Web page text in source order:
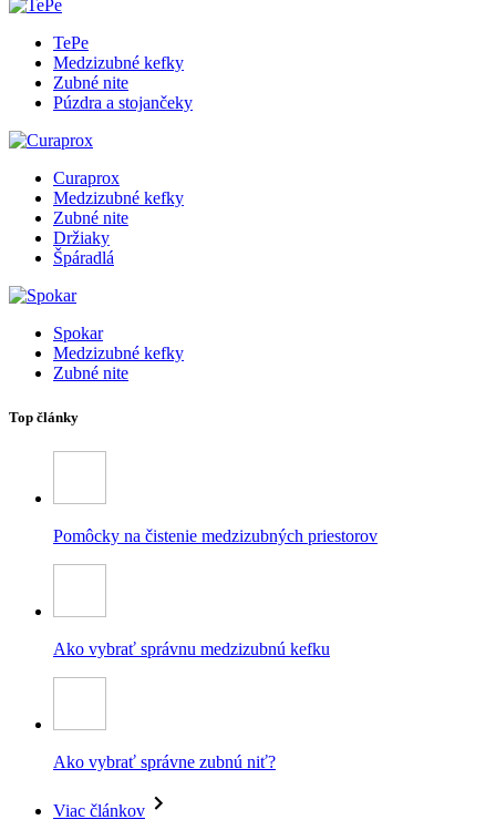
TePe
Medzizubné kefky
Zubné nite
Púzdra a stojančeky
Curaprox
Medzizubné kefky
Zubné nite
Držiaky
Špáradlá
Spokar
Medzizubné kefky
Zubné nite
Top články
Pomôcky na čistenie medzizubných priestorov
Ako vybrať správnu medzizubnú kefku
Ako vybrať správne zubnú niť?
Viac článkov